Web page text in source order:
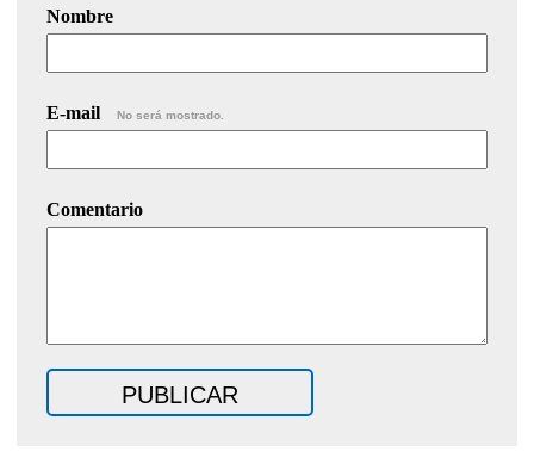
Nombre
E-mail No será mostrado.
Comentario